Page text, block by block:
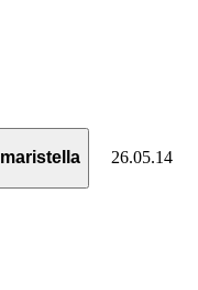
maristella 26.05.14